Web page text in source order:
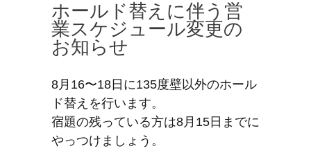
ホールド替えに伴う営
業スケジュール変更の
お知らせ
8月16〜18日に135度壁以外のホール
ド替えを行います。
宿題の残っている方は8月15日までに
やっつけましょう。